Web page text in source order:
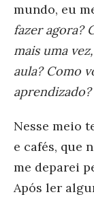
mundo, eu
fazer agora?
mais uma
aula? Como
aprendizado?
Nesse meio
e cafés, que
me deparei
Após ler